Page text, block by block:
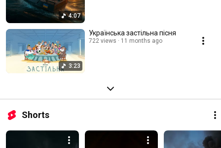
4:07
3:23
Українська застільна пісня
722 views 11 months ago
Shorts